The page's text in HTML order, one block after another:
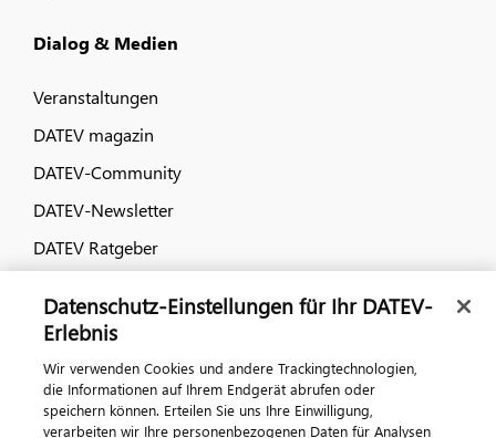
Dialog & Medien
Veranstaltungen
DATEV magazin
DATEV-Community
DATEV-Newsletter
DATEV Ratgeber
Kontaktieren Sie uns
Datenschutz-Einstellungen für Ihr DATEV-
Erlebnis
Wir verwenden Cookies und andere Trackingtechnologien,
die Informationen auf Ihrem Endgerät abrufen oder
speichern können. Erteilen Sie uns Ihre Einwilligung,
verarbeiten wir Ihre personenbezogenen Daten für Analysen